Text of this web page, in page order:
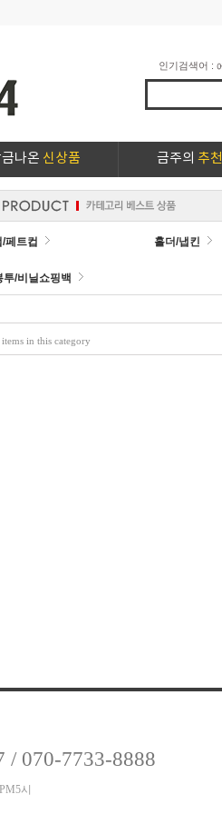
인기검색어 :
나온 신상품 금주의 추
페트컵 홀더/냅킨
투/비닐쇼핑백
items in this category
/ 070-7733-8888
시